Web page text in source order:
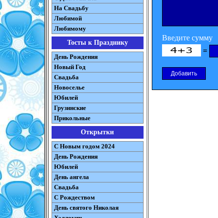
На Свадьбу
Любимой
Любимому
Тосты к Празднику
День Рождения
Новый Год
Свадьба
Новоселье
Юбилей
Грузинские
Прикольные
Открытки
С Новым годом 2024
День Рождения
Юбилей
День ангела
Свадьба
С Рождеством
День святого Николая
Введите сумму
=